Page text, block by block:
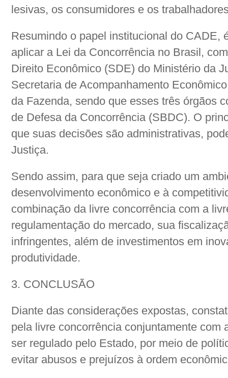
lesivas, os consumidores e os
Resumindo o papel institucional do CADE,
aplicar a Lei da Concorrência no Brasil,
Direito Econômico (SDE) do Ministério da
Secretaria de Acompanhamento
da Fazenda, sendo que esses três órgãos
de Defesa da Concorrência (SBDC). O
que suas decisões são administrativas,
Justiça.
Sendo assim, para que seja criado um
desenvolvimento econômico e à
combinação da livre concorrência com a
regulamentação do mercado, sua
infringentes, além de investimentos em
produtividade.
3. CONCLUSÃO
Diante das considerações expostas,
pela livre concorrência conjuntamente com
ser regulado pelo Estado, por meio de
evitar abusos e prejuízos à ordem